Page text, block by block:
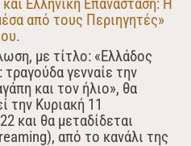
από τους Περιηγητές»
με τίτλο: «Ελλάδος
γενναίε την
και τον ήλιο», θα
την Κυριακή 11
και θα μεταδίδεται
από το κανάλι της